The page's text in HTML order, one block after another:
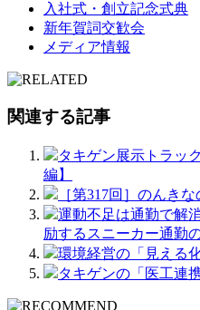
入社式・創立記念式典
新年賀詞交歓会
メディア情報
関連する記事
タキゲン展示トラッ
編】
［第317回］のんき
運動不足は通勤で解
励するスニーカー通勤
環境経営の「見える化
タキゲンの「医工連